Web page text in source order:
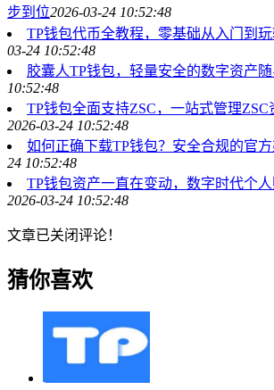
步到位2026-03-24 10:52:48
TP钱包代币全教程，零基础从入门到
03-24 10:52:48
胶囊人TP钱包，轻量安全的数字资产
10:52:48
TP钱包全面支持ZSC，一站式管理ZSC
2026-03-24 10:52:48
如何正确下载TP钱包？安全合规的官
24 10:52:48
TP钱包资产一直在变动，数字时代个
2026-03-24 10:52:48
文章已关闭评论！
猜你喜欢